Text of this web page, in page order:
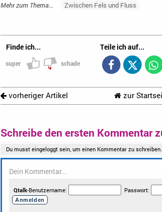
Mehr zum Thema... Zwischen Fels und Fluss
Finde ich...
super schade
Teile ich auf...
vorheriger Artikel zur
Schreibe den ersten Kommentar